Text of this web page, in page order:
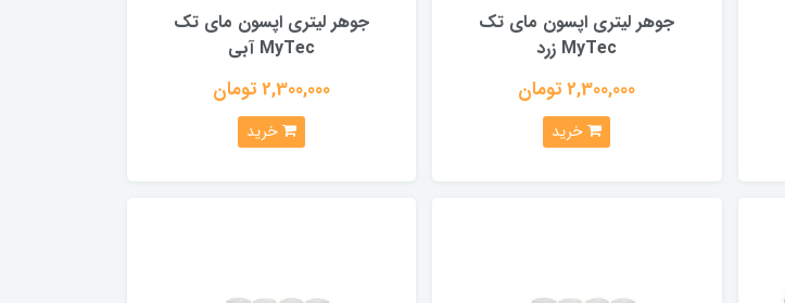
جوهر لیتری اپسون مای تک
MyTec زرد
2,300,000 تومان
خرید
جوهر لیتری اپسون مای تک
MyTec آبی
2,300,000 تومان
خرید